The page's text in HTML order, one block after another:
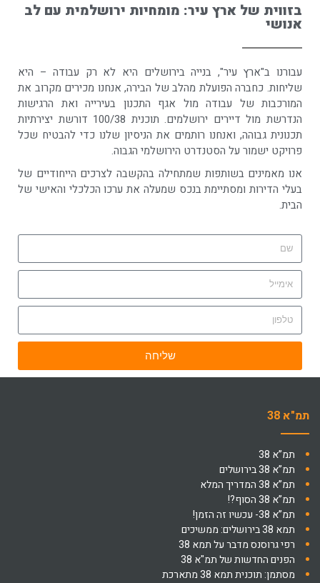
בזווית של ארץ עיר: מומחיות ירושלמית עם לב
אנושי
עבורנו ב"ארץ עיר", בנייה בירושלים היא לא רק עבודה – היא
שליחות. כחברה הפועלת מהלב של הבירה, אנחנו מכירים מקרוב את
המורכבות של עבודה מול אגף התכנון בעירייה ואת הרגישות
הנדרשת מול דיירים ירושלמים. תוכנית 100/38 דורשת יצירתיות
תכנונית גבוהה, ואנחנו רותמים את הניסיון שלנו כדי להבטיח שכל
פרויקט ישמור על הסטנדרט הירושלמי הגבוה.
אנו מאמינים בשותפות שמתחילה בהקשבה לצרכים הייחודיים של
בעלי הדירות ומסתיימת בנכס שמעלה את ערכו הכלכלי והאישי של
הבית.
שליחה
תמ"א 38
תמ”א 38
תמ”א 38 בירושלים
תמ”א 38 המדריך המלא
תמ”א 38 הסוף?!
תמ”א 38- עכשיו זה הזמן!
תמא 38 בירושלים: ממשיכים
רפי גרוסנס מדבר על תמא 38
הפנים החדשות של תמ"א 38
מסתמן: תוכנית תמא 38 מתארכת